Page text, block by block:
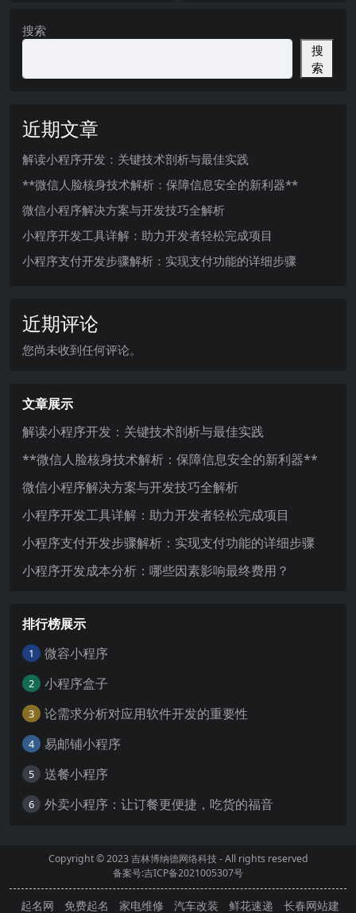
搜索
搜
索
近期文章
解读小程序开发：关键技术剖析与最佳实践
**微信人脸核身技术解析：保障信息安全的新利器**
微信小程序解决方案与开发技巧全解析
小程序开发工具详解：助力开发者轻松完成项目
小程序支付开发步骤解析：实现支付功能的详细步骤
近期评论
您尚未收到任何评论。
文章展示
解读小程序开发：关键技术剖析与最佳实践
**微信人脸核身技术解析：保障信息安全的新利器**
微信小程序解决方案与开发技巧全解析
小程序开发工具详解：助力开发者轻松完成项目
小程序支付开发步骤解析：实现支付功能的详细步骤
小程序开发成本分析：哪些因素影响最终费用？
排行榜展示
1 微容小程序
2 小程序盒子
3 论需求分析对应用软件开发的重要性
4 易邮铺小程序
5 送餐小程序
6 外卖小程序：让订餐更便捷，吃货的福音
Copyright © 2023吉林博纳德网络科技- All rights reserved
备案号:吉ICP备2021005307号
起名网 免费起名 家电维修 汽车改装 鲜花速递 长春网站建